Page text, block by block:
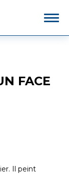
FACE
Il peint